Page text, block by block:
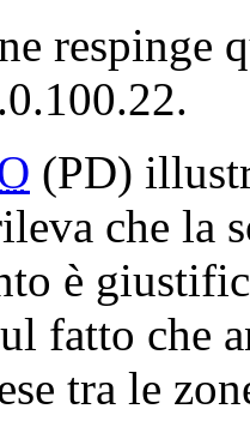
respinge
(PD)
che la
è
fatto che
tra le